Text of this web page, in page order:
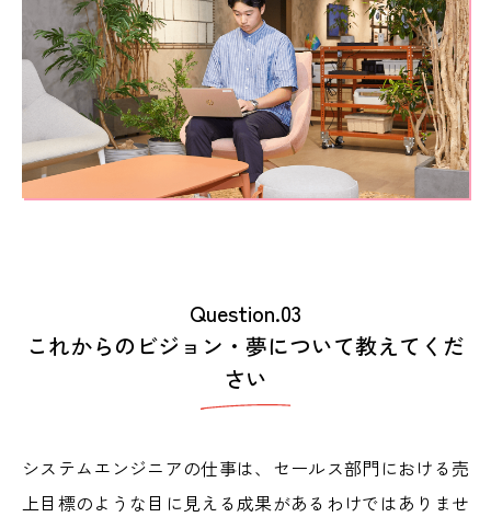
Question.03
これからのビジョン・夢について教えてくだ
さい
システムエンジニアの仕事は、セールス部門における売
上目標のような目に見える成果があるわけではありませ